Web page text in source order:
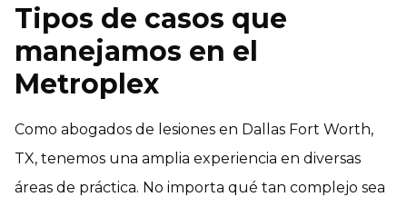
Tipos de casos que
manejamos en el
Metroplex
Como abogados de lesiones en Dallas Fort Worth,
TX, tenemos una amplia experiencia en diversas
áreas de práctica. No importa qué tan complejo sea